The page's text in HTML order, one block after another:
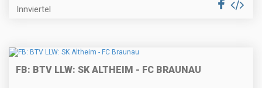
Innviertel
FB: BTV LLW: SK ALTHEIM - FC BRAUNAU